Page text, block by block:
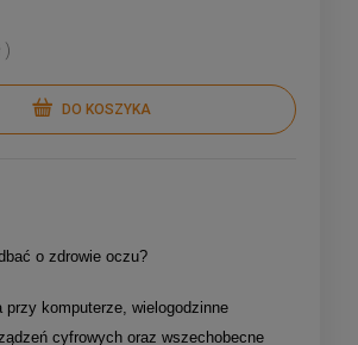
)
DO KOSZYKA
o zdrowie oczu?
przy komputerze, wielogodzinne
cyfrowych oraz wszechobecne